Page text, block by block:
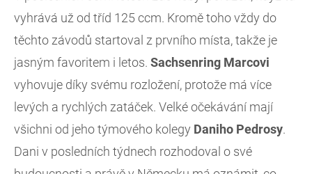
vyhrává už od tříd 125 ccm. Kromě toho vždy do
těchto závodů startoval z prvního místa, takže je
jasným favoritem i letos. Sachsenring Marcovi
vyhovuje díky svému rozložení, protože má více
levých a rychlých zatáček. Velké očekávání mají
všichni od jeho týmového kolegy Daniho Pedrosy.
Dani v posledních týdnech rozhodoval o své